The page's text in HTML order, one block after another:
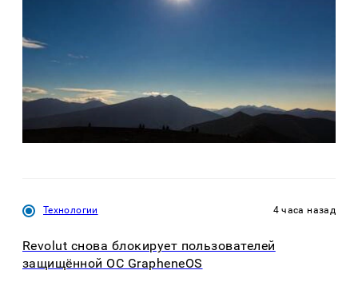
Технологии 4 часа назад
Revolut снова блокирует пользователей
защищённой ОС GrapheneOS